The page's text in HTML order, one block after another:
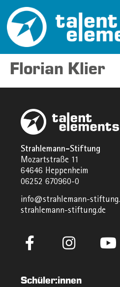
Florian Klier
Strahlemann-Stiftung
Mozartstraße 11
64646 Heppenheim
06252 670960-0
info@strahlemann-
strahlemann-stiftung.de
Schüler:innen